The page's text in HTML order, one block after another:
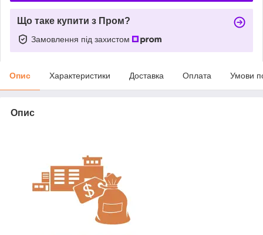
Що таке купити з Пром?
Замовлення під захистом
Опис Характеристики Доставка Оплата Умови
Опис